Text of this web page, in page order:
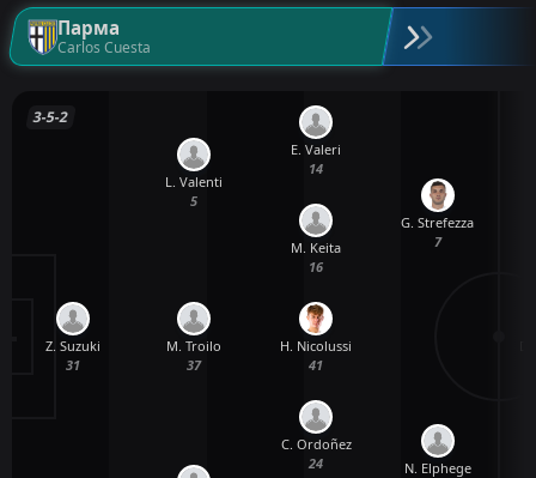
Парма
Carlos Cuesta
3-5-2
Z. Suzuki
31
M. Troilo
37
L. Valenti
5
C. Ordoñez
24
H. Nicolussi
41
M. Keita
16
E. Valeri
14
N. Elphege
G. Strefezza
7